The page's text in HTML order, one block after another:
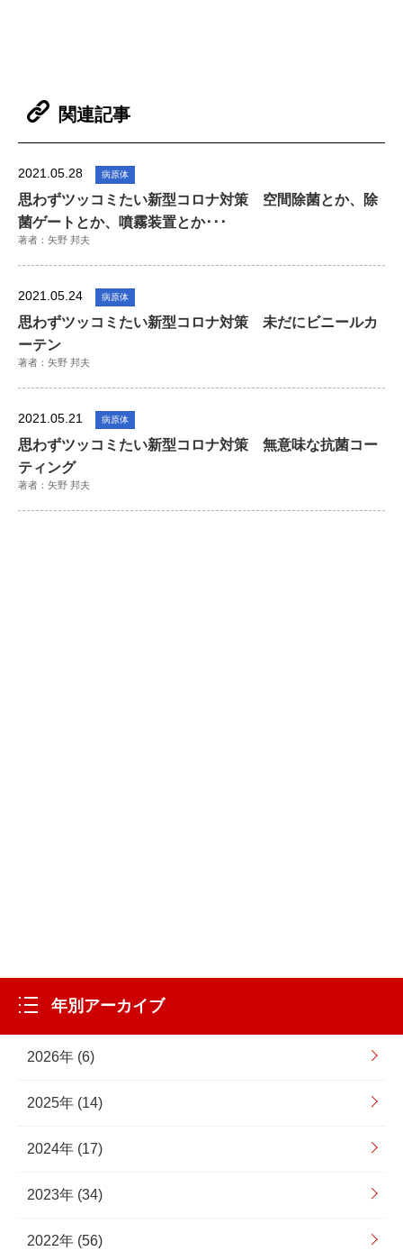
関連記事
2021.05.28 病原体
思わずツッコミたい新型コロナ対策 空間除菌とか、除
菌ゲートとか、噴霧装置とか･･･
著者：矢野 邦夫
2021.05.24 病原体
思わずツッコミたい新型コロナ対策 未だにビニールカ
ーテン
著者：矢野 邦夫
2021.05.21 病原体
思わずツッコミたい新型コロナ対策 無意味な抗菌コー
ティング
著者：矢野 邦夫
年別アーカイブ
2026年 (6)
2025年 (14)
2024年 (17)
2023年 (34)
2022年 (56)